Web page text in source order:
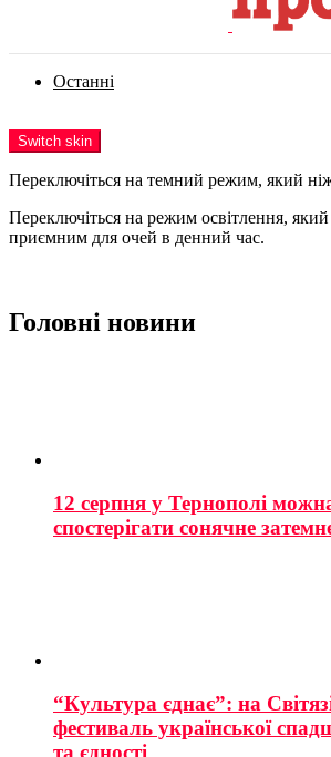
Останні
Switch skin
Переключіться на темний режим, який
Переключіться на режим освітлення, який
приємним для очей в денний час.
Головні новини
12 серпня у Тернополі
спостерігати сонячне
“Культура єднає”: на
фестиваль української
та єдності